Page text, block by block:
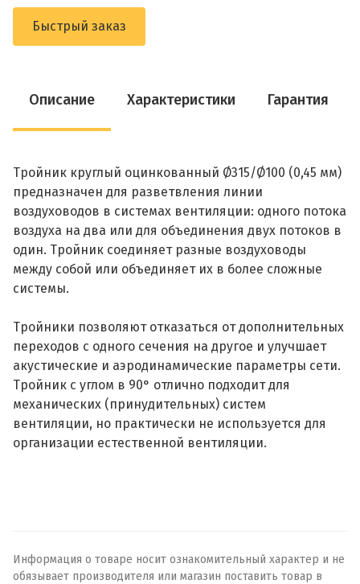
Быстрый заказ
Описание Характеристики Гарантия
Тройник круглый оцинкованный Ø315/Ø100 (0,45 мм)
предназначен для разветвления линии
воздуховодов в системах вентиляции: одного потока
воздуха на два или для объединения двух потоков в
один. Тройник соединяет разные воздуховоды
между собой или объединяет их в более сложные
системы.
Тройники позволяют отказаться от дополнительных
переходов с одного сечения на другое и улучшает
акустические и аэродинамические параметры сети.
Тройник с углом в 90° отлично подходит для
механических (принудительных) систем
вентиляции, но практически не используется для
организации естественной вентиляции.
Информация о товаре носит ознакомительный характер и не
обязывает производителя или магазин поставить товар в